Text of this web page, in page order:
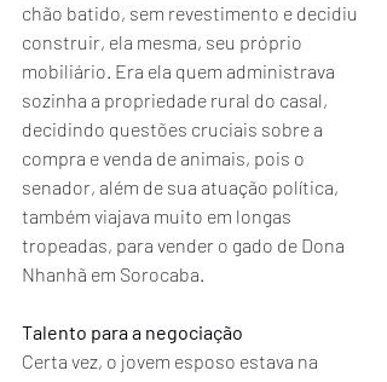
chão batido, sem revestimento e decidiu
construir, ela mesma, seu próprio
mobiliário. Era ela quem administrava
sozinha a propriedade rural do casal,
decidindo questões cruciais sobre a
compra e venda de animais, pois o
senador, além de sua atuação política,
também viajava muito em longas
tropeadas, para vender o gado de Dona
Nhanhã em Sorocaba.
Talento para a negociação
Certa vez, o jovem esposo estava na